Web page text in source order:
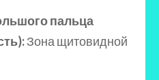
пальца
Зона щитовидной